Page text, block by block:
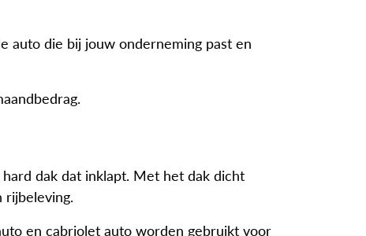
auto die bij jouw onderneming past en
dak dat inklapt. Met het dak dicht
rijbeleving.
en cabriolet auto worden gebruikt voor